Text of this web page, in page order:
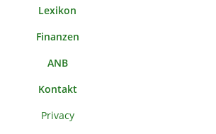
Lexikon
Finanzen
ANB
Kontakt
Privacy